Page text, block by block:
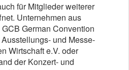
für Mitglieder weiterer
Unternehmen aus
German Convention
und Messe-
Wirtschaft e.V. oder
der Konzert- und